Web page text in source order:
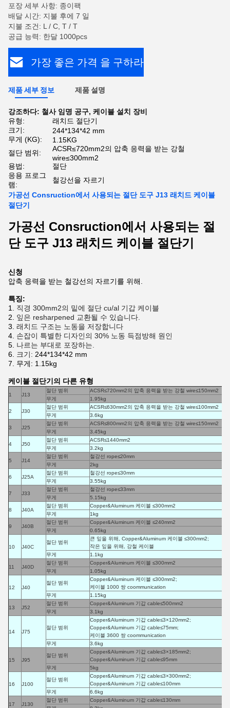
포장 세부 사항: 종이팩
배달 시간: 지불 후에 7 일
지불 조건: L / C, T / T
공급 능력: 한달 1000pcs
가장 좋은 가격 을 구하라
제품 세부 정보 제품 설명
강조하다: 철사 임명 공구, 케이블 설치 장비
유형:
래치드 절단기
크기:
244*134*42 mm
무게 (KG):
1.15KG
절단 범위:
ACSR≤720mm2의 압축 응력을 받는 강철
wire≤300mm2
용법:
절단
응용 프로그
램:
철강선을 자르기
가공선 Consruction에서 사용되는 절단 도구 J13 래치드 케이블
절단기
가공선 Consruction에서 사용되는 절
단 도구 J13 래치드 케이블 절단기
신청
압축 응력을 받는 철강선의 자르기를 위해.
특징:
1. 직경 300mm2의 밑에 절단 cu/al 기갑 케이블
2. 잎은 resharpened 교환될 수 있습니다.
3. 래치드 구조는 노동을 저장합니다
4. 손잡이 특별한 디자인의 30% 노동 득점방해 원인
5. 나르는 부대로 포장하는.
6.
크기: 244*134*42 mm
7. 무게: 1.15kg
케이블 절단기의 다른 유형
1 J13
절단 범위
ACSR≤720mm2의 압축 응력을 받는 강철 wire≤150mm2
무게
1.95kg
2 J30
절단 범위
ACSR≤630mm2의 압축 응력을 받는 강철 wire≤100mm2
무게
3.6kg
3 J25
절단 범위
ACSR≤800mm2의 압축 응력을 받는 강철 wire≤150mm2
무게
3.45kg
4 J50
절단 범위
ACSR≤1440mm2
무게
3.2kg
5 J14
절단 범위
철강선 rope≤20mm
무게
2kg
6 J25A
절단 범위
철강선 rope≤30mm
무게
3.55kg
7 J33
절단 범위
철강선 rope≤33mm
무게
5.15kg
8 J40A
절단 범위
Copper&Aluminum 케이블 ≤300mm2
무게
1kg
9 J40B
절단 범위
Copper&Aluminum 케이블 ≤240mm2
무게
0.65kg
10 J40C
절단 범위
큰 잎을 위해, Copper&Aluminum 케이블 ≤300mm2;
작은 잎을 위해, 강철 케이블
무게
1.1kg
11 J40D
절단 범위
Copper&Aluminum 케이블 ≤300mm2
무게
1.05kg
12 J40
절단 범위
Copper&Aluminum 케이블 ≤300mm2;
케이블 1000 쌍 coommunication
무게
1.15kg
13 J52
절단 범위
Copper&Aluminum 기갑 cable≤500mm2
무게
3.1kg
14 J75
절단 범위
Copper&Aluminum 기갑 cable≤3×120mm2;
Copper&Aluminum 기갑 cable≤75mm;
케이블 3600 쌍 coommunication
무게
3.6kg
15 J95
절단 범위
Copper&Aluminum 기갑 cable≤3×185mm2;
Copper&Aluminum 기갑 cable≤95mm
무게
5kg
16 J100
절단 범위
Copper&Aluminum 기갑 cable≤3×300mm2;
Copper&Aluminum 기갑 cable≤100mm
무게
6.6kg
17 J130
절단 범위
Copper&Aluminum 기갑 cable≤130mm